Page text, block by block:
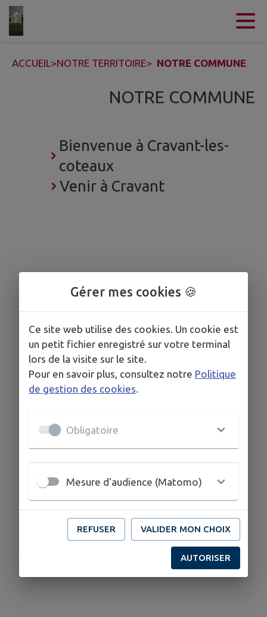
ACCUEIL>NOTRE TERRITOIRE> NOTRE COMMUNE
NOTRE COMMUNE
Bienvenue à Cravant-les-
coteaux
Venir à Cravant
Gérer mes cookies 🍪
Ce site web utilise des cookies. Un cookie est
un petit fichier enregistré sur votre terminal
lors de la visite sur le site.
Pour en savoir plus, consultez notre Politique
de gestion des cookies.
Obligatoire
Mesure d'audience (Matomo)
REFUSER VALIDER MON CHOIX
AUTORISER